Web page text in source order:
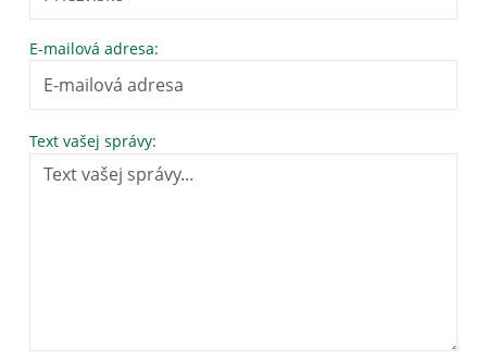
E-mailová adresa:
Text vašej správy: